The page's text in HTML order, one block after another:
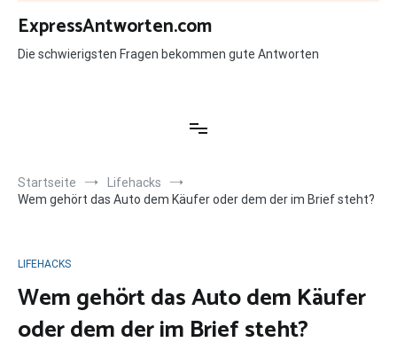
Zum
Inhalt
springen
ExpressAntworten.com
Die schwierigsten Fragen bekommen gute Antworten
Startseite
Lifehacks
Wem gehört das Auto dem Käufer oder dem der im Brief steht?
LIFEHACKS
Wem gehört das Auto dem Käufer
oder dem der im Brief steht?